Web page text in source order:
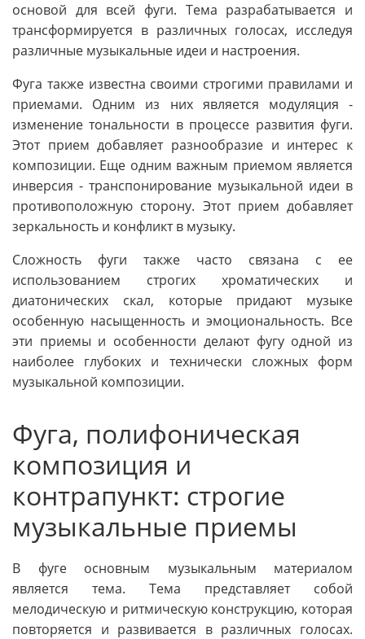
основой для всей фуги. Тема разрабатывается и
трансформируется в различных голосах, исследуя
различные музыкальные идеи и настроения.
Фуга также известна своими строгими правилами и
приемами. Одним из них является модуляция -
изменение тональности в процессе развития фуги.
Этот прием добавляет разнообразие и интерес к
композиции. Еще одним важным приемом является
инверсия - транспонирование музыкальной идеи в
противоположную сторону. Этот прием добавляет
зеркальность и конфликт в музыку.
Сложность фуги также часто связана с ее
использованием строгих хроматических и
диатонических скал, которые придают музыке
особенную насыщенность и эмоциональность. Все
эти приемы и особенности делают фугу одной из
наиболее глубоких и технически сложных форм
музыкальной композиции.
Фуга, полифоническая
композиция и
контрапункт: строгие
музыкальные приемы
В фуге основным музыкальным материалом
является тема. Тема представляет собой
мелодическую и ритмическую конструкцию, которая
повторяется и развивается в различных голосах.